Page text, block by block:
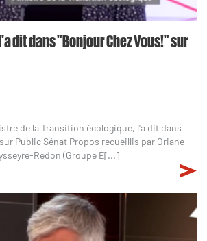
dit dans "Bonjour Chez Vous!" sur
de la Transition écologique, l'a dit dans
Public Sénat Propos recueillis par Oriane
Redon (Groupe E[...]